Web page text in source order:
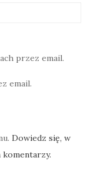
przez email.
email.
Dowiedz się, w